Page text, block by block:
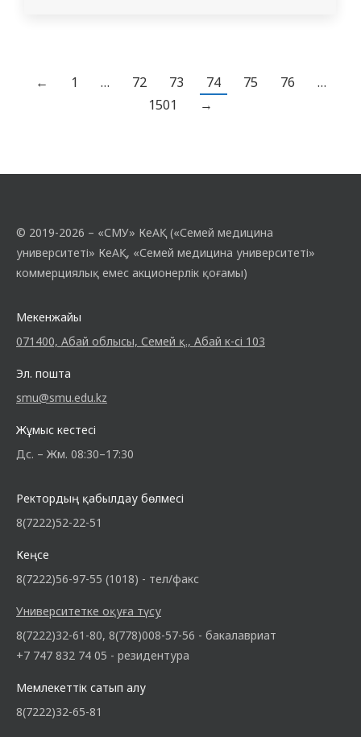
мейіргерлердің өмір сапасын бағалауға
және олардың кәсіби әрі эмоционалдық
← 1 … 72 73 74 75 76
…
1501
→
© 2019-2026 – «СМУ» КеАҚ («Семей медицина
университеті» КеАҚ, «Семей медицина университеті»
коммерциялық емес акционерлік қоғамы)
Мекенжайы
071400, Абай облысы, Семей қ., Абай к-сі 103
Эл. пошта
smu@smu.edu.kz
Жұмыс кестесі
Дс. – Жм. 08:30–17:30
Ректордың қабылдау бөлмесі
8(7222)52-22-51
Кеңсе
8(7222)56-97-55 (1018) - тел/факс
Университетке оқуға түсу
8(7222)32-61-80, 8(778)008-57-56 - бакалавриат
+7 747 832 74 05 - резидентура
Мемлекеттік сатып алу
8(7222)32-65-81